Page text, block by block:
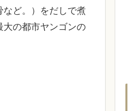
など。）をだしで煮
の都市ヤンゴンの